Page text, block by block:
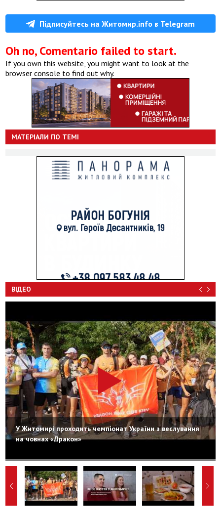
Підписуйтесь на Житомир.info в Telegram
Oh no, Comentario failed to start.
If you own this website, you might want to look at the
browser console to find out why.
МАТЕРІАЛИ ПО ТЕМІ
ВІДЕО
У Житомирі проходить чемпіонат України з веслування
на човнах «Дракон»